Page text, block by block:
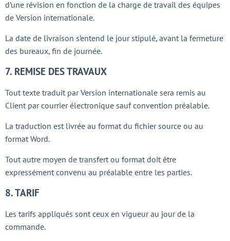
d’une révision en fonction de la charge de travail des équipes
de Version internationale.
La date de livraison s’entend le jour stipulé, avant la fermeture
des bureaux, fin de journée.
7. REMISE DES TRAVAUX
Tout texte traduit par Version internationale sera remis au
Client par courrier électronique sauf convention préalable.
La traduction est livrée au format du fichier source ou au
format Word.
Tout autre moyen de transfert ou format doit être
expressément convenu au préalable entre les parties.
8. TARIF
Les tarifs appliqués sont ceux en vigueur au jour de la
commande.